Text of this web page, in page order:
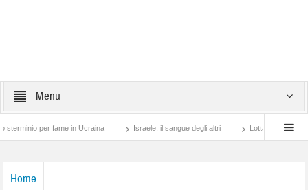
Menu
in Ucraina Israele, il sangue degli altri Lotta di classe… tra preti e frati
Home